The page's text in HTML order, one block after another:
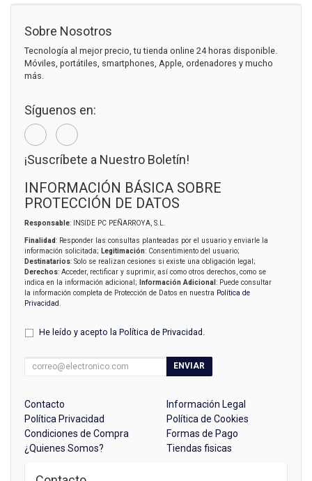
Sobre Nosotros
Tecnología al mejor precio, tu tienda online 24 horas disponible.
Móviles, portátiles, smartphones, Apple, ordenadores y mucho
más.
Síguenos en:
¡Suscríbete a Nuestro Boletín!
INFORMACIÓN BÁSICA SOBRE
PROTECCIÓN DE DATOS
Responsable: INSIDE PC PEÑARROYA, S.L.
Finalidad: Responder las consultas planteadas por el usuario y enviarle la
información solicitada; Legitimación: Consentimiento del usuario;
Destinatarios: Solo se realizan cesiones si existe una obligación legal;
Derechos: Acceder, rectificar y suprimir, así como otros derechos, como se
indica en la información adicional;
Información Adicional : Puede consultar
la información completa de Protección de Datos en nuestra Política de
Privacidad
He leído y acepto la Política de Privacidad
ENVIAR
Contacto
Información Legal
Política Privacidad
Política de Cookies
Condiciones de Compra
Formas de Pago
¿Quienes Somos?
Tiendas fisicas